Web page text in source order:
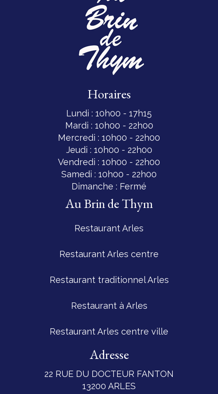
Horaires
Lundi : 10h00 - 17h15
Mardi : 10h00 - 22h00
Mercredi : 10h00 - 22h00
Jeudi : 10h00 - 22h00
Vendredi : 10h00 - 22h00
Samedi : 10h00 - 22h00
Dimanche : Fermé
Au Brin de Thym
Restaurant Arles
Restaurant Arles centre
Restaurant traditionnel Arles
Restaurant à Arles
Restaurant Arles centre ville
Adresse
22 RUE DU DOCTEUR FANTON
13200 ARLES